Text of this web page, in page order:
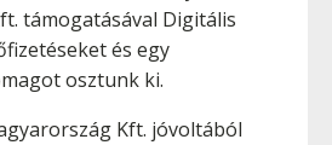
támogatásával Digitális
és egy
osztunk ki.
Kft. jóvoltából